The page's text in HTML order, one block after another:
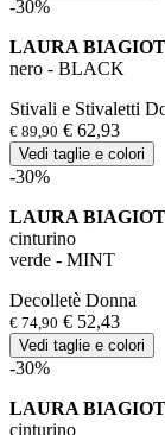
-30%
LAURA
nero - BLACK
Stivali e Stivaletti
€ 89,90 € 62,93
Vedi taglie e colori
-30%
LAURA
cinturino
verde - MINT
Decolletè Donna
€ 74,90 € 52,43
Vedi taglie e colori
-30%
LAURA
cinturino